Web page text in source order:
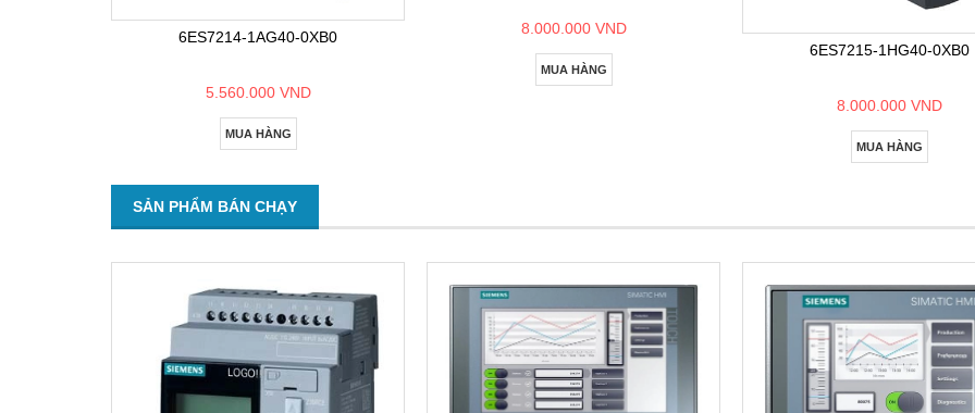
6ES7214-1AG40-0XB0
5.560.000 VND
MUA HÀNG
8.000.000 VND
MUA HÀNG
6ES7215-1HG40-0XB0
8.000.000 VND
MUA HÀNG
SẢN PHẨM BÁN CHẠY